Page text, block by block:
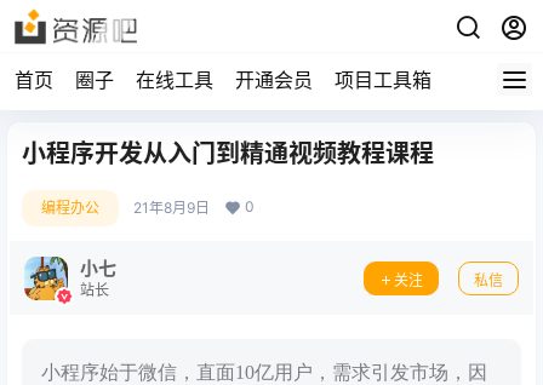
首页 圈子 在线工具 开通会员 项目工具箱
小程序开发从入门到精通视频教程课程
编程办公 21年8月9日 0
小七
站长
关注 私信
小程序始于微信，直面10亿用户，需求引发市场，因